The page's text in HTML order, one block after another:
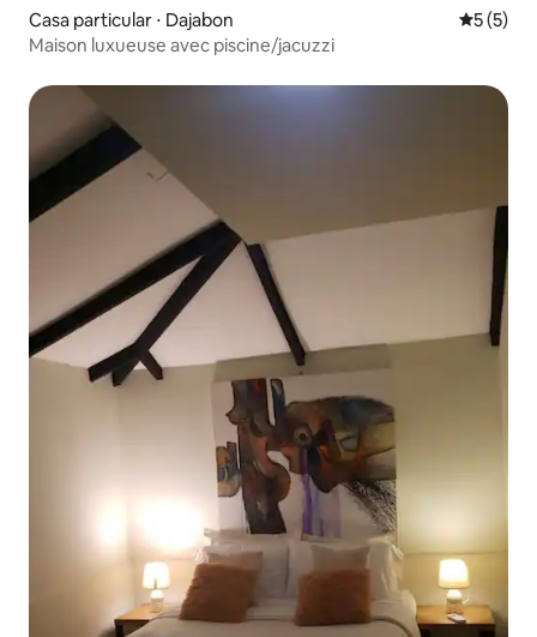
Casa particular ⋅ Dajabon
5 (5)
Maison luxueuse avec piscine/jacuzzi